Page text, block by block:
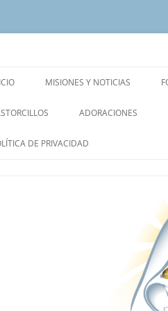
MISIONES Y NOTICIAS
ADORACIONES
DE PRIVACIDAD